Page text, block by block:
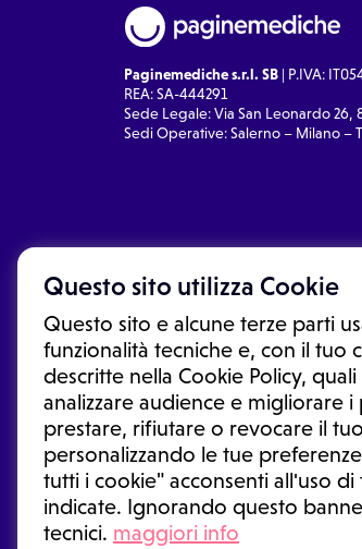
Questo sito utilizza Cookie
Questo sito e alcune terze parti
funzionalità tecniche e, con il tuo
descritte nella Cookie Policy,
analizzare audience e migliorare
prestare, rifiutare o revocare il
personalizzando le tue
tutti i cookie" acconsenti all'uso
indicate. Ignorando questo
tecnici. maggiori info
Paginemediche s.r.l. SB | P.IVA:
REA: SA-444291
Sede Legale: Via San Leonardo 26,
Sedi Operative: Salerno – Milano –
Le informazioni proposte in questo
sostituiscono un consulto, una
informazioni disponibili come
trattamento o l'assunzione o
generale o uno specialista.
Condizioni di utilizzo